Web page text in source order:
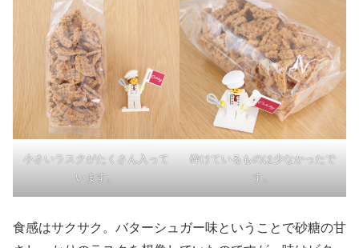
小さいラスクがたくさん入って
います。
砕けているものは少なかったで
す。
食感はサクサク。バターシュガー味ということで砂糖の甘